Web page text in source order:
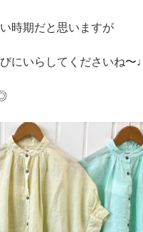
時期だと思いますが
にいらしてくださいね〜♩